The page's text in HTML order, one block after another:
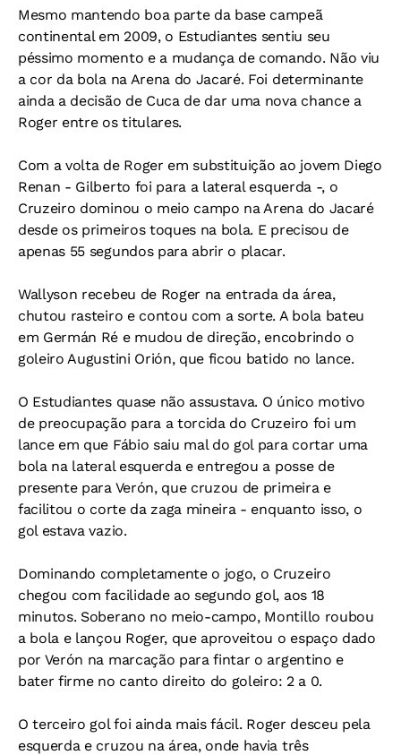
Mesmo mantendo boa parte da base campeã
continental em 2009, o Estudiantes sentiu seu
péssimo momento e a mudança de comando. Não viu
a cor da bola na Arena do Jacaré. Foi determinante
ainda a decisão de Cuca de dar uma nova chance a
Roger entre os titulares.
Com a volta de Roger em substituição ao jovem Diego
Renan - Gilberto foi para a lateral esquerda -, o
Cruzeiro dominou o meio campo na Arena do Jacaré
desde os primeiros toques na bola. E precisou de
apenas 55 segundos para abrir o placar.
Wallyson recebeu de Roger na entrada da área,
chutou rasteiro e contou com a sorte. A bola bateu
em Germán Ré e mudou de direção, encobrindo o
goleiro Augustini Orión, que ficou batido no lance.
O Estudiantes quase não assustava. O único motivo
de preocupação para a torcida do Cruzeiro foi um
lance em que Fábio saiu mal do gol para cortar uma
bola na lateral esquerda e entregou a posse de
presente para Verón, que cruzou de primeira e
facilitou o corte da zaga mineira - enquanto isso, o
gol estava vazio.
Dominando completamente o jogo, o Cruzeiro
chegou com facilidade ao segundo gol, aos 18
minutos. Soberano no meio-campo, Montillo roubou
a bola e lançou Roger, que aproveitou o espaço dado
por Verón na marcação para fintar o argentino e
bater firme no canto direito do goleiro: 2 a 0.
O terceiro gol foi ainda mais fácil. Roger desceu pela
esquerda e cruzou na área, onde havia três